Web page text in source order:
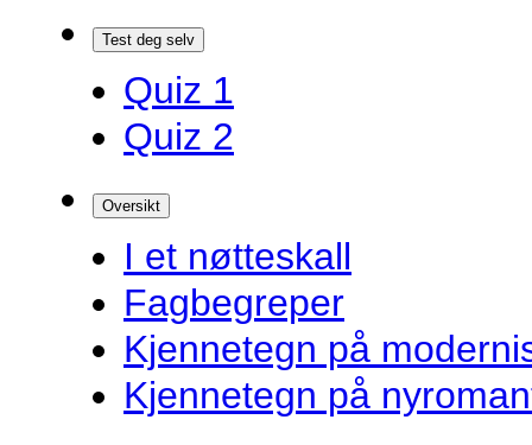
Test deg selv
Quiz 1
Quiz 2
Oversikt
I et nøtteskall
Fagbegreper
Kjennetegn på
Kjennetegn på